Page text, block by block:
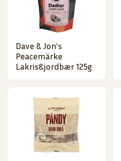
Dave & Jon's
Peacemärke
Lakris&jordbær 125g